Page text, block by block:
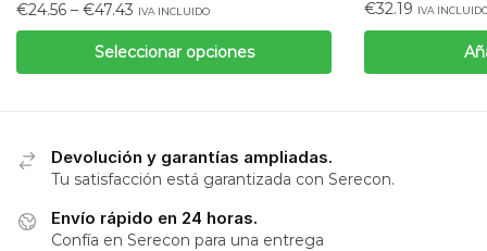
€24.56 – €47.43 IVA INCLUIDO
Seleccionar opciones
€32.19 IVA
Devolución y garantías ampliadas.
Tu satisfacción está garantizada con Serecon.
Envío rápido en 24 horas.
Confía en Serecon para una entrega